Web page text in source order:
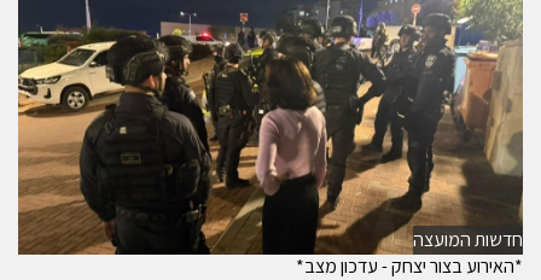
חדשות המועצה
*האירוע בצור יצחק - עדכון מצב*